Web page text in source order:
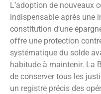
L’adoption de nouveaux
indispensable après une
constitution d’une
offre une protection
systématique du solde
habitude à maintenir. La
de conserver tous les
un registre précis des